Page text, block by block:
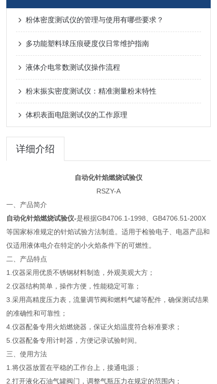
粉体密度测试仪的管理与使用有哪些要求？
多功能塑料球压痕硬度仪日常维护指南
液体介电常数测试仪操作流程
粉末振实密度测试仪：精准测量粉末特性
体积表面电阻测试仪的工作原理
详细介绍
自动化针焰燃烧试验仪
RSZY-A
一、产品简介
自动化针焰燃烧试验仪-是根据GB4706.1-1998、GB4706.51-200X
等国家标准规定的针焰试验方法制造。适用于检验电子、电器产品和
仅适用液体电介在特定的小火焰条件下的可燃性。
二、产品特点
1.仪器采用优质不锈钢材料制造，外观美观大方；
2.仪器结构简单，操作方便，性能稳定可靠；
3.采用高精度压力表，流量调节阀和燃料气罐等配件，确保测试结果
的准确性和可靠性；
4.仪器配备专用火焰燃烧器，保证火焰温度符合标准要求；
5.仪器配备专用计时器，方便记录试验时间。
三、使用方法
1.将仪器放置在平稳的工作台上，接通电源；
2.打开液化石油气罐阀门，调整气瓶压力在规定的范围内；